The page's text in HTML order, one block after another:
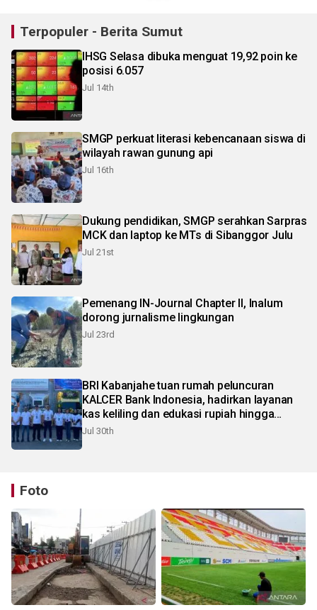
Terpopuler - Berita Sumut
IHSG Selasa dibuka menguat 19,92 poin ke
posisi 6.057
Jul 14th
SMGP perkuat literasi kebencanaan siswa di
wilayah rawan gunung api
Jul 16th
Dukung pendidikan, SMGP serahkan Sarpras
MCK dan laptop ke MTs di Sibanggor Julu
Jul 21st
Pemenang IN-Journal Chapter II, Inalum
dorong jurnalisme lingkungan
Jul 23rd
BRI Kabanjahe tuan rumah peluncuran
KALCER Bank Indonesia, hadirkan layanan
kas keliling dan edukasi rupiah hingga
pelosok Karo
Jul 30th
Foto